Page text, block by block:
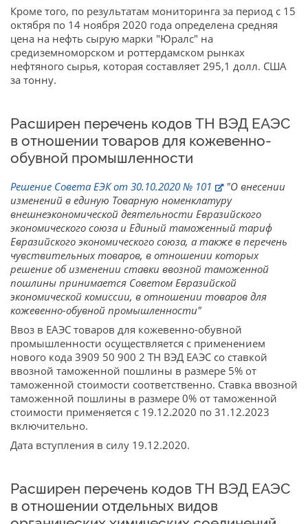
Кроме того, по результатам мониторинга за период с 15
октября по 14 ноября 2020 года определена средняя
цена на нефть сырую марки "Юралс" на
средиземноморском и роттердамском рынках
нефтяного сырья, которая составляет 295,1 долл. США
за тонну.
Расширен перечень кодов ТН ВЭД ЕАЭС
в отношении товаров для кожевенно-
обувной промышленности
Решение Совета ЕЭК от 30.10.2020 № 101
"О внесении
изменений в единую Товарную номенклатуру
внешнеэкономической деятельности Евразийского
экономического союза и Единый таможенный тариф
Евразийского экономического союза, а также в перечень
чувствительных товаров, в отношении которых
решение об изменении ставки ввозной таможенной
пошлины принимается Советом Евразийской
экономической комиссии, в отношении товаров для
кожевенно-обувной промышленности"
Ввоз в ЕАЭС товаров для кожевенно-обувной
промышленности осуществляется с применением
нового кода 3909 50 900 2 ТН ВЭД ЕАЭС со ставкой
ввозной таможенной пошлины в размере 5% от
таможенной стоимости соответственно. Ставка ввозной
таможенной пошлины в размере 0% от таможенной
стоимости применяется с 19.12.2020 по 31.12.2023
включительно.
Дата вступления в силу 19.12.2020.
Расширен перечень кодов ТН ВЭД ЕАЭС
в отношении отдельных видов